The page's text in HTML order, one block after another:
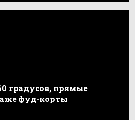
градусов, прямые
фуд-корты